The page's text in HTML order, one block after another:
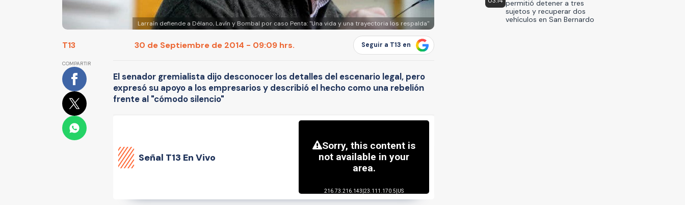
Larraín defiende a Délano, Lavín y Bombal por caso Penta: "Una vida y una trayectoria los respalda"
T13 30 de Septiembre de 2014 - 09:09 hrs. Seguir a T13 en
COMPARTIR
El senador gremialista dijo desconocer los detalles del escenario legal, pero
expresó su apoyo a los empresarios y describió el hecho como una rebelión
frente al "cómodo silencio"
Señal T13 En Vivo
permitió detener a tres
sujetos y recuperar dos
vehículos en San Bernardo